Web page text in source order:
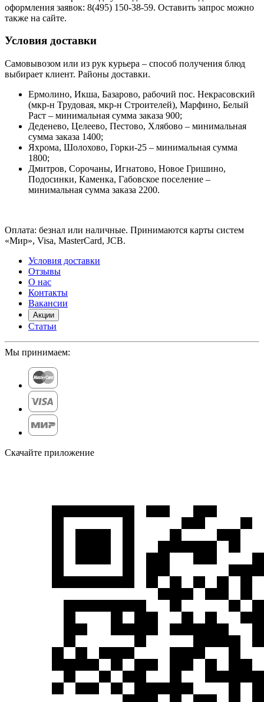
оформления заявок: 8(495) 150-38-59. Оставить запрос можно
также на сайте.
Условия доставки
Самовывозом или из рук курьера – способ получения блюд
выбирает клиент. Районы доставки.
Ермолино, Икша, Базарово, рабочий пос. Некрасовский
(мкр-н Трудовая, мкр-н Строителей), Марфино, Белый
Раст – минимальная сумма заказа 900;
Деденево, Целеево, Пестово, Хлябово – минимальная
сумма заказа 1400;
Яхрома, Шолохово, Горки-25 – минимальная сумма
1800;
Дмитров, Сорочаны, Игнатово, Новое Гришино,
Подосинки, Каменка, Габовское поселение –
минимальная сумма заказа 2200.
Оплата: безнал или наличные. Принимаются карты систем
«Мир», Visa, MasterCard, JCB.
Условия доставки
Отзывы
О нас
Контакты
Вакансии
Акции
Статьи
Мы принимаем:
Скачайте приложение